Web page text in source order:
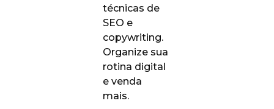
técnicas de
SEO e
copywriting.
Organize sua
rotina digital
e venda
mais.